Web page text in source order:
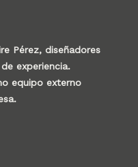
Pérez, diseñadores
experiencia.
equipo externo